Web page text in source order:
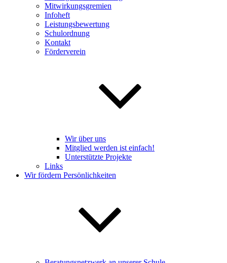
Mitwirkungsgremien
Infoheft
Leistungsbewertung
Schulordnung
Kontakt
Förderverein
Wir über uns
Mitglied werden ist einfach!
Unterstützte Projekte
Links
Wir fördern Persönlichkeiten